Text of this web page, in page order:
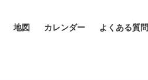
地図 カレンダー よくある質問